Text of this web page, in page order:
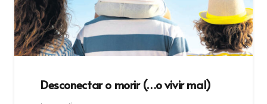
Desconectar o morir (…o vivir mal)